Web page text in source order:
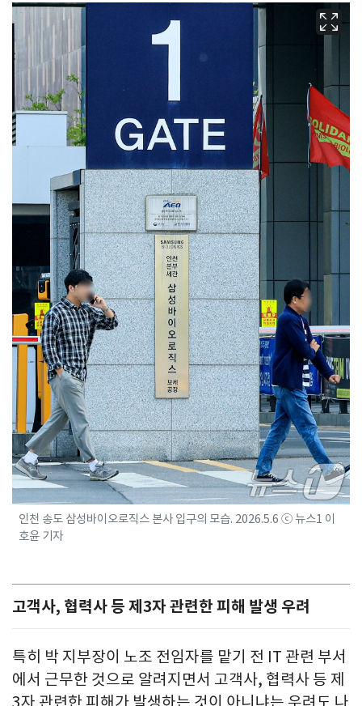
인천 송도 삼성바이오로직스 본사 입구의 모습. 2026.5.6 ⓒ 뉴스1 이
호윤 기자
고객사, 협력사 등 제3자 관련한 피해 발생 우려
특히 박 지부장이 노조 전임자를 맡기 전 IT 관련 부서
에서 근무한 것으로 알려지면서 고객사, 협력사 등 제
3자 관련한 피해가 발생하는 것이 아니냐는 우려도 나